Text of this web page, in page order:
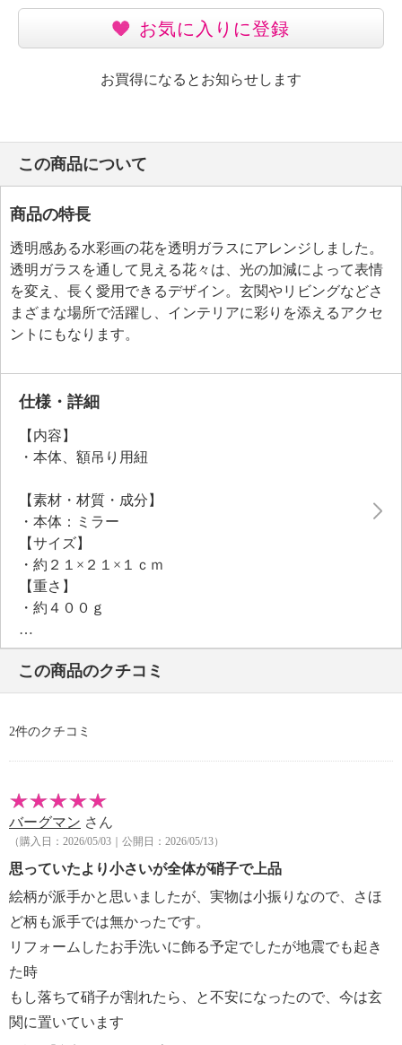
お気に入りに登録
お買得になるとお知らせします
この商品について
商品の特長
透明感ある水彩画の花を透明ガラスにアレンジしました。
透明ガラスを通して見える花々は、光の加減によって表情
を変え、長く愛用できるデザイン。玄関やリビングなどさ
まざまな場所で活躍し、インテリアに彩りを添えるアクセ
ントにもなります。
仕様・詳細
【内容】
・本体、額吊り用紐
【素材・材質・成分】
・本体：ミラー
【サイズ】
・約２１×２１×１ｃｍ
【重さ】
・約４００ｇ
【同梱書類】
・取扱説明書
【保証（有無）、保証期間】
・なし
この商品のクチコミ
2件のクチコミ
バーグマン さん
（購入日：2026/05/03｜公開日：2026/05/13）
思っていたより小さいが全体が硝子で上品
絵柄が派手かと思いましたが、実物は小振りなので、さほ
ど柄も派手では無かったです。
リフォームしたお手洗いに飾る予定でしたが地震でも起き
た時
もし落ちて硝子が割れたら、と不安になったので、今は玄
関に置いています